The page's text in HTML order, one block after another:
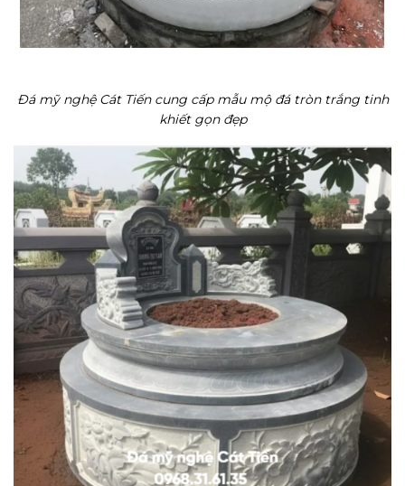
Đá mỹ nghệ Cát Tiến cung cấp mẫu mộ đá tròn trắng tinh
khiết gọn đẹp